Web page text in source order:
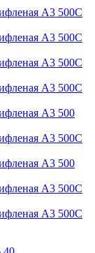
А3 500С
А3 500С
А3 500С
А3 500С
А3 500
А3 500С
А3 500
А3 500С
А3 500С